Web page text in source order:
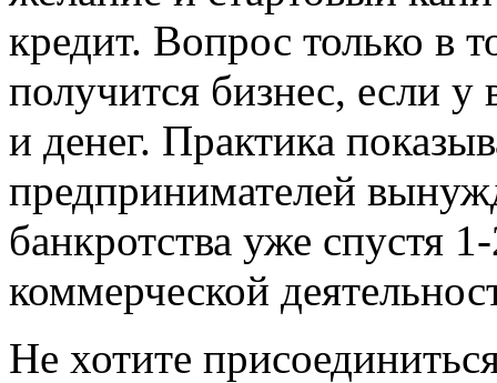
кредит. Вопрос только в
получится бизнес, если
и денег. Практика
предпринимателей
банкротства уже спустя
коммерческой
Не хотите